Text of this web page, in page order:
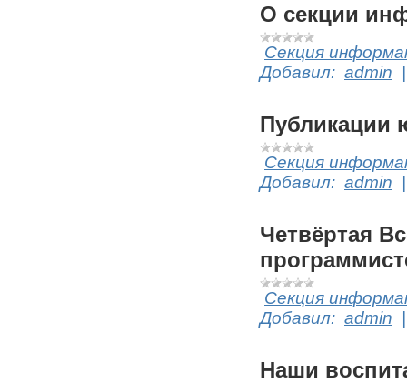
О секции
Секция
Добавил: admin
Публикации
Секция
Добавил: admin
Четвёртая
Секция
Добавил: admin
Наши